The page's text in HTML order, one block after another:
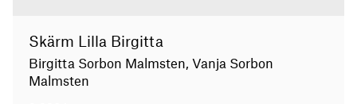
Skärm Lilla Birgitta
Birgitta Sorbon Malmsten, Vanja Sorbon
Malmsten